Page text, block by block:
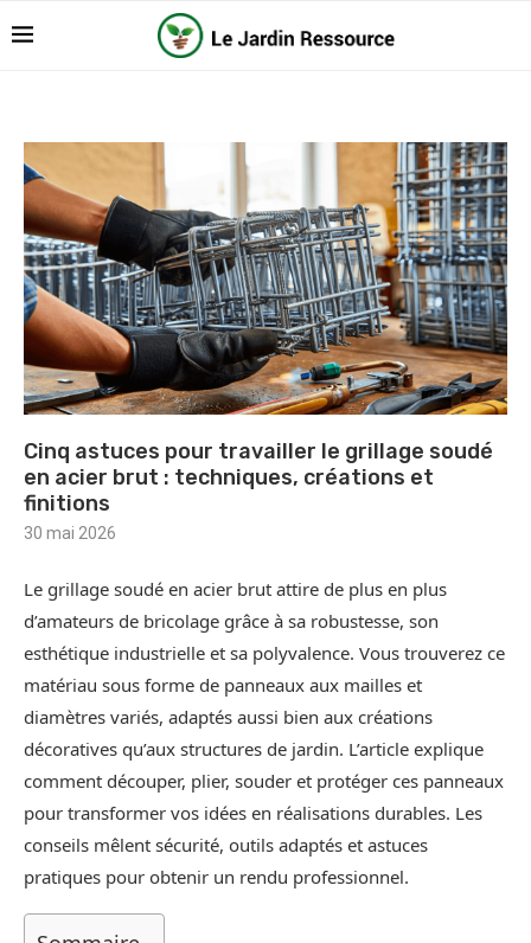
Cinq astuces pour travailler le grillage soudé
en acier brut : techniques, créations et
finitions
30 mai 2026
Le grillage soudé en acier brut attire de plus en plus
d’amateurs de bricolage grâce à sa robustesse, son
esthétique industrielle et sa polyvalence. Vous trouverez ce
matériau sous forme de panneaux aux mailles et
diamètres variés, adaptés aussi bien aux créations
décoratives qu’aux structures de jardin. L’article explique
comment découper, plier, souder et protéger ces panneaux
pour transformer vos idées en réalisations durables. Les
conseils mêlent sécurité, outils adaptés et astuces
pratiques pour obtenir un rendu professionnel.